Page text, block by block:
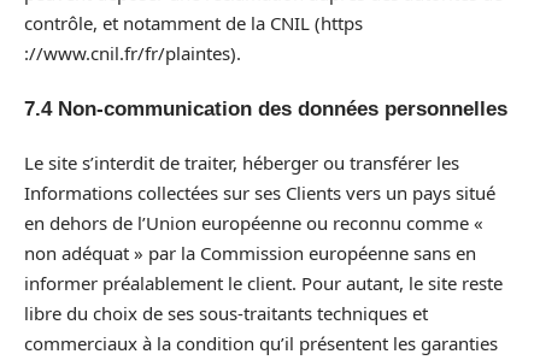
contrôle, et notamment de la CNIL (https
://www.cnil.fr/fr/plaintes).
7.4 Non-communication des données personnelles
Le site s’interdit de traiter, héberger ou transférer les
Informations collectées sur ses Clients vers un pays situé
en dehors de l’Union européenne ou reconnu comme «
non adéquat » par la Commission européenne sans en
informer préalablement le client. Pour autant, le site reste
libre du choix de ses sous-traitants techniques et
commerciaux à la condition qu’il présentent les garanties